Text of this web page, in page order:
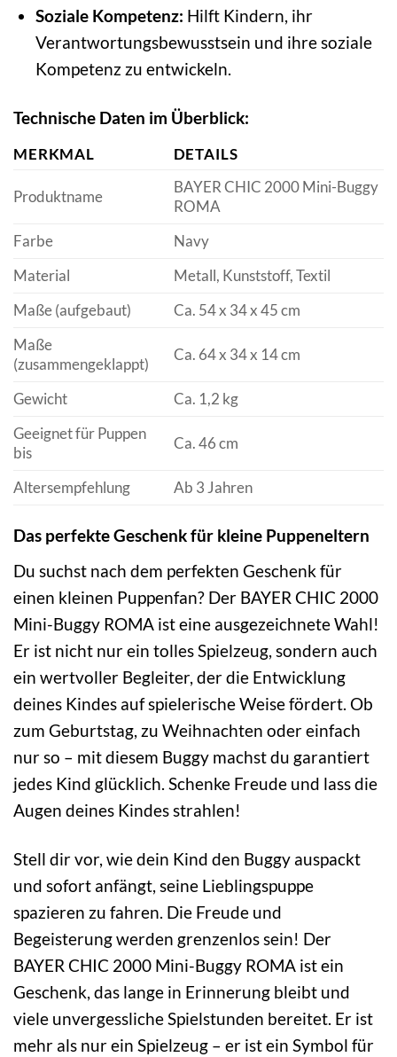
Soziale Kompetenz: Hilft Kindern, ihr
Verantwortungsbewusstsein und ihre soziale
Kompetenz zu entwickeln.
Technische Daten im Überblick:
MERKMAL DETAILS
Produktname
BAYER CHIC 2000 Mini-Buggy
ROMA
Farbe
Navy
Material
Metall, Kunststoff, Textil
Maße (aufgebaut)
Ca. 54 x 34 x 45 cm
Maße
(zusammengeklappt)
Ca. 64 x 34 x 14 cm
Gewicht
Ca. 1,2 kg
Geeignet für Puppen
bis
Ca. 46 cm
Altersempfehlung Ab 3 Jahren
Das perfekte Geschenk für kleine Puppeneltern
Du suchst nach dem perfekten Geschenk für
einen kleinen Puppenfan? Der BAYER CHIC 2000
Mini-Buggy ROMA ist eine ausgezeichnete Wahl!
Er ist nicht nur ein tolles Spielzeug, sondern auch
ein wertvoller Begleiter, der die Entwicklung
deines Kindes auf spielerische Weise fördert. Ob
zum Geburtstag, zu Weihnachten oder einfach
nur so – mit diesem Buggy machst du garantiert
jedes Kind glücklich. Schenke Freude und lass die
Augen deines Kindes strahlen!
Stell dir vor, wie dein Kind den Buggy auspackt
und sofort anfängt, seine Lieblingspuppe
spazieren zu fahren. Die Freude und
Begeisterung werden grenzenlos sein! Der
BAYER CHIC 2000 Mini-Buggy ROMA ist ein
Geschenk, das lange in Erinnerung bleibt und
viele unvergessliche Spielstunden bereitet. Er ist
mehr als nur ein Spielzeug – er ist ein Symbol für